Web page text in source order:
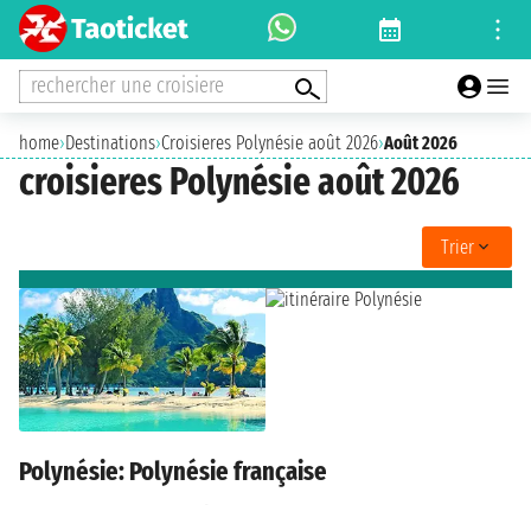
rechercher une croisiere
home›Destinations›Croisieres Polynésie août 2026›Août 2026
croisieres Polynésie août 2026
Trier
Polynésie: Polynésie française